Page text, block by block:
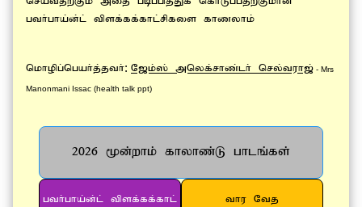
gth;gha;d;l; tpsf;ff;fhl;rpfis fhzyhk;
nkhopg;ngah;j;jth;: N[k;]; mnyf;rhz;lh; nry;tuh[; - Mrs
Manonmani Issac (health talk ppt)
2026 %d;whk; fhyhz;L ghlq;fs;
gth;gha;d;l; tpsf;ff;fhl;
thu Ntj